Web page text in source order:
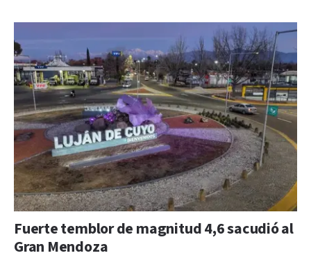
Fuerte temblor de magnitud 4,6 sacudió al
Gran Mendoza